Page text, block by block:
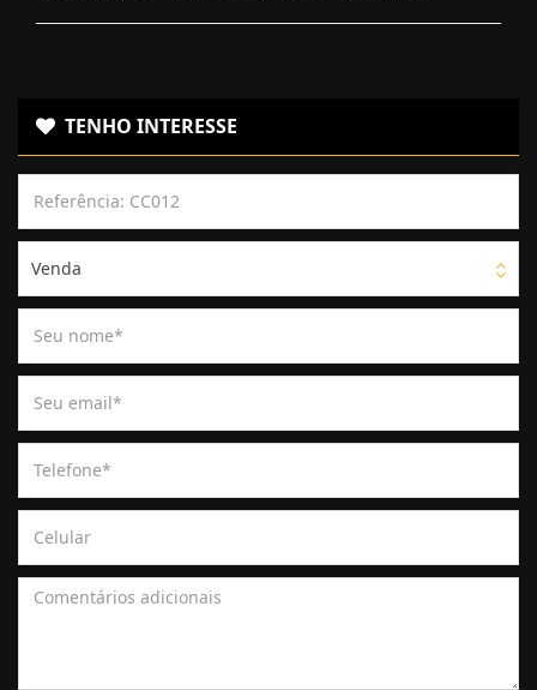
TENHO INTERESSE
Venda